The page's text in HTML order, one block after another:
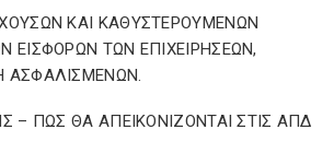
ΚΑΙ ΚΑΘΥΣΤΕΡΟΥΜΕΝΩΝ
ΕΙΣΦΟΡΩΝ ΤΩΝ ΕΠΙΧΕΙΡΗΣΕΩΝ,
ΑΣΦΑΛΙΣΜΕΝΩΝ.
– ΠΩΣ ΘΑ ΑΠΕΙΚΟΝΙΖΟΝΤΑΙ ΣΤΙΣ ΑΠΔ